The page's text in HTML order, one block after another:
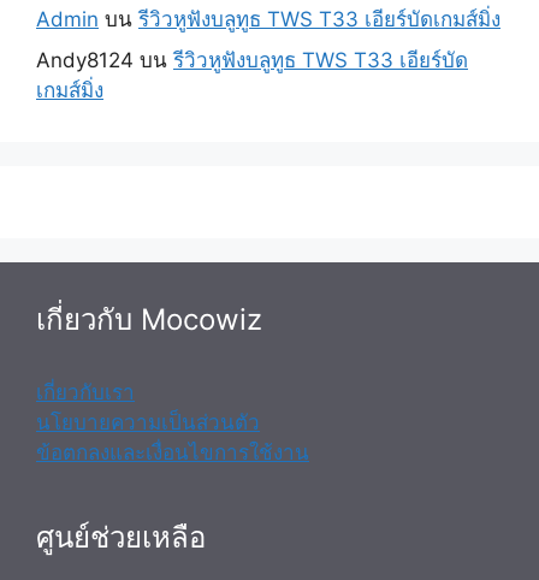
Admin บนรีวิวหูฟังบลูทูธ TWS T33 เอียร์บัดเกมส์มิ่ง
Andy8124 บนรีวิวหูฟังบลูทูธ TWS T33 เอียร์บัด
เกมส์มิ่ง
เกี่ยวกับ Mocowiz
เกี่ยวกับเรา
นโยบายความเป็นส่วนตัว
ข้อตกลงและเงื่อนไขการใช้งาน
ศูนย์ช่วยเหลือ